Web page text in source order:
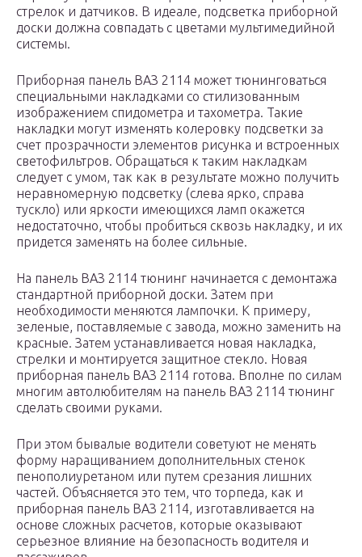
стрелок и датчиков. В идеале, подсветка приборной
доски должна совпадать с цветами мультимедийной
системы.
Приборная панель ВАЗ 2114 может тюнинговаться
специальными накладками со стилизованным
изображением спидометра и тахометра. Такие
накладки могут изменять колеровку подсветки за
счет прозрачности элементов рисунка и встроенных
светофильтров. Обращаться к таким накладкам
следует с умом, так как в результате можно получить
неравномерную подсветку (слева ярко, справа
тускло) или яркости имеющихся ламп окажется
недостаточно, чтобы пробиться сквозь накладку, и их
придется заменять на более сильные.
На панель ВАЗ 2114 тюнинг начинается с демонтажа
стандартной приборной доски. Затем при
необходимости меняются лампочки. К примеру,
зеленые, поставляемые с завода, можно заменить на
красные. Затем устанавливается новая накладка,
стрелки и монтируется защитное стекло. Новая
приборная панель ВАЗ 2114 готова. Вполне по силам
многим автолюбителям на панель ВАЗ 2114 тюнинг
сделать своими руками.
При этом бывалые водители советуют не менять
форму наращиванием дополнительных стенок
пенополиуретаном или путем срезания лишних
частей. Объясняется это тем, что торпеда, как и
приборная панель ВАЗ 2114, изготавливается на
основе сложных расчетов, которые оказывают
серьезное влияние на безопасность водителя и